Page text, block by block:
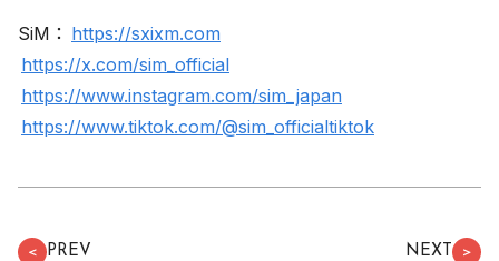
SiM： https://sxixm.com
https://x.com/sim_official
https://www.instagram.com/sim_japan
https://www.tiktok.com/@sim_officialtiktok
＜ PREV NEXT ＞